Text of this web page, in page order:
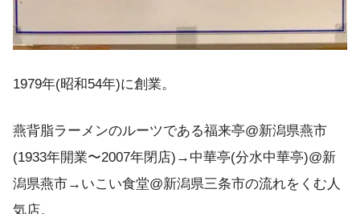
1979年(昭和54年)に創業。
燕背脂ラーメンのルーツである福来亭@新潟県燕市
(1933年開業〜2007年閉店)→中華亭(分水中華亭)@新
潟県燕市→いこい食堂@新潟県三条市の流れをくむ人
気店。